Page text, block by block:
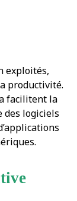
exploités,
productivité.
facilitent la
des logiciels